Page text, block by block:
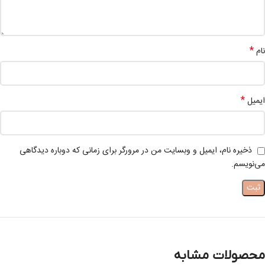
نام*
ایمیل*
ذخیره نام، ایمیل و وبسایت من در مرورگر برای زمانی که دوباره دیدگاهی
می‌نویسم.
محصولات مشابه